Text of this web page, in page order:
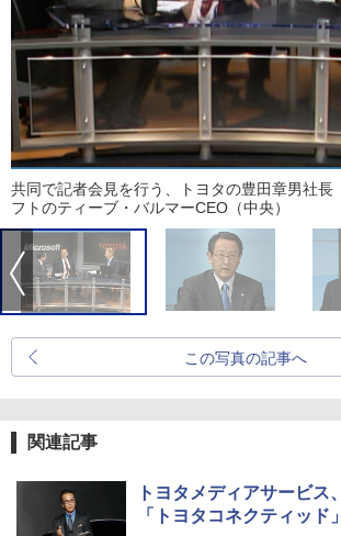
共同で記者会見を行う、トヨタの豊田章男社長
フトのティーブ・バルマーCEO（中央）
この写真の記事へ
関連記事
トヨタメディアサービス
「トヨタコネクティッド